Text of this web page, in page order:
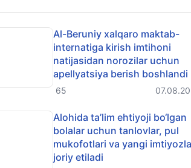
Al-Beruniy xalqaro maktab-
internatiga kirish imtihoni
natijasidan norozilar uchun
apellyatsiya berish boshlandi
65
Alohida ta’lim ehtiyoji bo‘lgan
bolalar uchun tanlovlar, pul
mukofotlari va yangi
joriy etiladi